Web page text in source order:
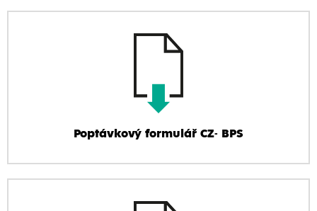
Poptávkový formulář CZ- BPS